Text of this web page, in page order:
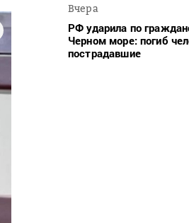
Вчера
РФ ударила по
Черном море: погиб
пострадавшие